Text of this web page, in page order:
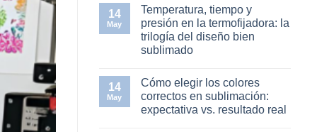
en
Colombia
eventos
comentarios
Diseña
pensando
en
el
práctica
para
emprendedores
de
14
May
Temperatura, tiempo y
presión en la termofijadora: la
trilogía del diseño bien
sublimado
comentarios
Temperatura,
tiempo
14
May
Cómo elegir los colores
correctos en sublimación:
expectativa vs. resultado real